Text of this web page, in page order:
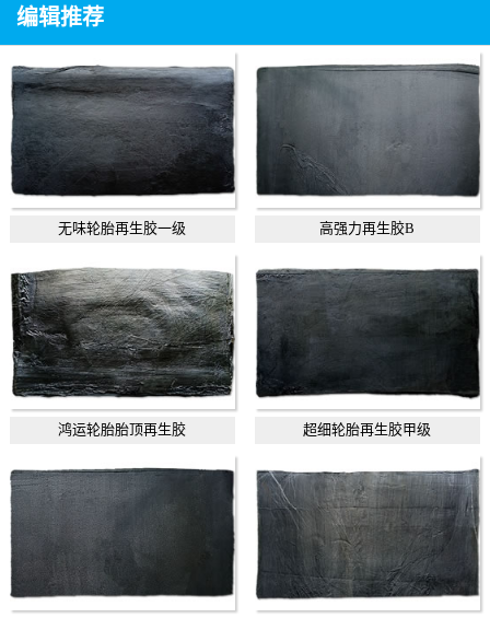
编辑推荐
无味轮胎再生胶一级 高强力再生胶B
鸿运轮胎胎顶再生胶 超细轮胎再生胶甲级